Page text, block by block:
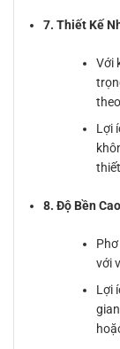
7. Thiết Kế
Với
Lợi
8. Độ Bền
với
Lợi